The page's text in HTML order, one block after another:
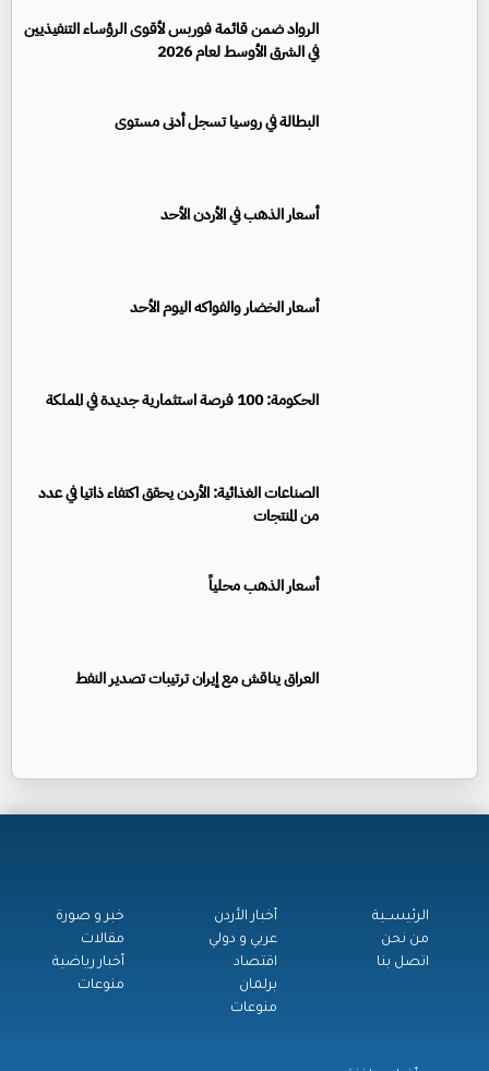
الرواد ضمن قائمة فوربس لأقوى الرؤساء التنفيذيين
في الشرق الأوسط لعام 2026
البطالة في روسيا تسجل أدنى مستوى
أسعار الذهب في الأردن الأحد
أسعار الخضار والفواكه اليوم الأحد
الحكومة: 100 فرصة استثمارية جديدة في المملكة
الصناعات الغذائية: الأردن يحقق اكتفاء ذاتيا في عدد
من المنتجات
أسعار الذهب محلياً
العراق يناقش مع إيران ترتيبات تصدير النفط
الرئيســية
من نحن
اتصل بنا
أخبار الأردن
عربي و دولي
اقتصاد
برلمان
منوعات
خبر و صورة
مقالات
أخبار رياضية
منوعات